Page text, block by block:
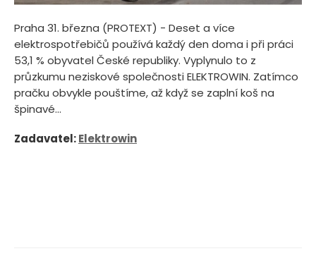
Praha 31. března (PROTEXT) - Deset a více
elektrospotřebičů používá každý den doma i při práci
53,1 % obyvatel České republiky. Vyplynulo to z
průzkumu neziskové společnosti ELEKTROWIN. Zatímco
pračku obvykle pouštíme, až když se zaplní koš na
špinavé...
Zadavatel:Elektrowin